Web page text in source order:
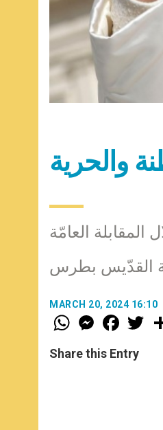
والحرية
المقابلة العامّة
MARCH 20, 2024 16:10
W
h
t
s
M
e
s
e
F
a
e
b
w
Share this Entry